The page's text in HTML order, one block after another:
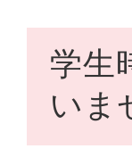
学生
いま